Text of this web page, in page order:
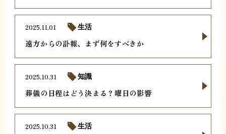
遠方からの訃報、まず何をすべきか
2025.11.01 生活
葬儀の日程はどう決まる？曜日の影響
2025.10.31 知識
2025.10.31 生活